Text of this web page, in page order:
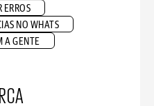
ERROS
NO WHATS
A GENTE